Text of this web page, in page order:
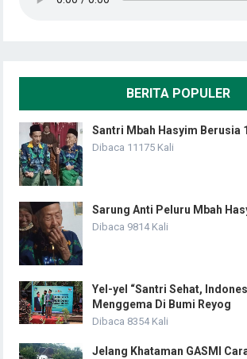
BERITA POPULER
Santri Mbah Hasyim Berusia
Dibaca 11175 Kali
Sarung Anti Peluru Mbah
Dibaca 9814 Kali
Yel-yel “Santri Sehat,
Menggema Di Bumi Reyog
Dibaca 8354 Kali
Jelang Khataman GASMI